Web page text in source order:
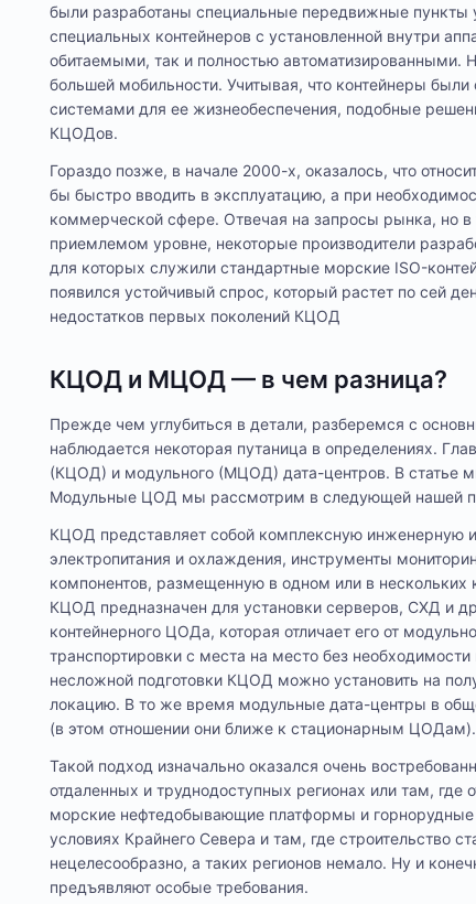
были разработаны специальные передвижные
специальных контейнеров с установленной внутри
обитаемыми, так и полностью автоматизированными.
большей мобильности. Учитывая, что контейнеры
системами для ее жизнеобеспечения, подобные
КЦОДов.
Гораздо позже, в начале 2000-х, оказалось, что
бы быстро вводить в эксплуатацию, а при
коммерческой сфере. Отвечая на запросы рынка, но
приемлемом уровне, некоторые производители
для которых служили стандартные морские ISO-
появился устойчивый спрос, который растет по сей
недостатков первых поколений КЦОД
КЦОД и МЦОД — в чем разница?
Прежде чем углубиться в детали, разберемся с
наблюдается некоторая путаница в определениях.
(КЦОД) и модульного (МЦОД) дата-центров. В статье
Модульные ЦОД мы рассмотрим в следующей нашей
КЦОД представляет собой комплексную инженерную
электропитания и охлаждения, инструменты
компонентов, размещенную в одном или в
КЦОД предназначен для установки серверов, СХД и
контейнерного ЦОДа, которая отличает его от
транспортировки с места на место без
несложной подготовки КЦОД можно установить на
локацию. В то же время модульные дата-центры в
(в этом отношении они ближе к стационарным ЦОДам).
Такой подход изначально оказался очень
отдаленных и труднодоступных регионах или там,
морские нефтедобывающие платформы и
условиях Крайнего Севера и там, где строительство
нецелесообразно, а таких регионов немало. Ну и
предъявляют особые требования.